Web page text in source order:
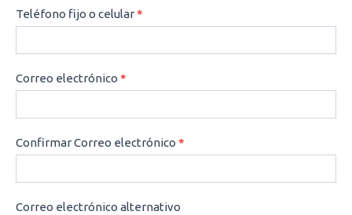
Teléfono fijo o celular*
Correo electrónico *
Confirmar Correo electrónico *
Correo electrónico alternativo